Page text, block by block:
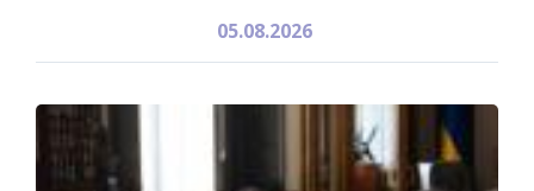
05.08.2026